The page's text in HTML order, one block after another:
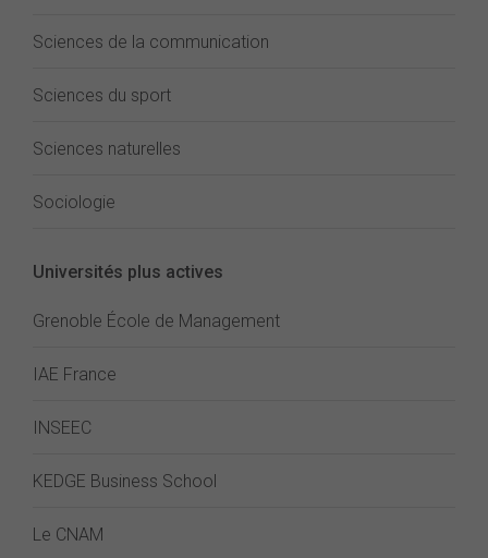
Sciences de la communication
Sciences du sport
Sciences naturelles
Sociologie
Universités plus actives
Grenoble École de Management
IAE France
INSEEC
KEDGE Business School
Le CNAM